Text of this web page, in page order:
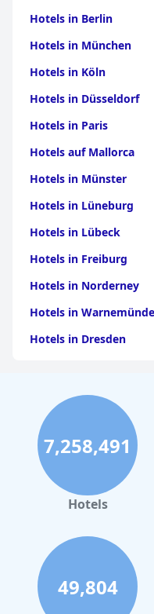
Hotels in Berlin
Hotels in München
Hotels in Köln
Hotels in Düsseldorf
Hotels in Paris
Hotels auf Mallorca
Hotels in Münster
Hotels in Lüneburg
Hotels in Lübeck
Hotels in Freiburg
Hotels in Norderney
Hotels in Warnemünde
Hotels in Dresden
Hotels in Stuttgart
Hotels in Leipzig
Hotels in Bamberg
Hotels in Nürnberg
Hotels in Büsum
Hotels an der Nordsee
Hotels in Augsburg
Hotels auf Lanzarote
7,258,491
Hotels
49,804